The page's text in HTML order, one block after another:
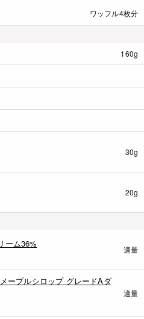
ワッフル4枚分
160g
30g
20g
ーム36%
適量
ープルシロップ グレードAダ
適量